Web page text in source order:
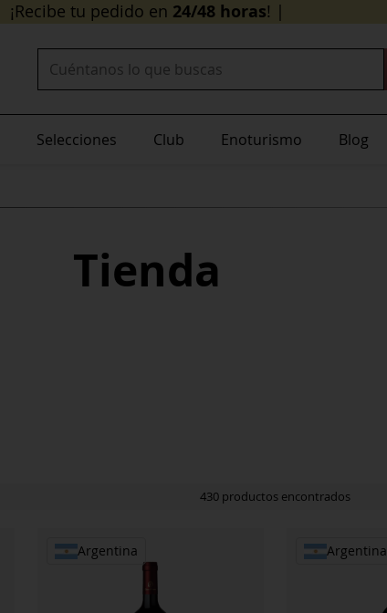
¡Recibe tu pedido en 24/48 horas!
Selecciones Club Enoturismo Blog
Tienda
430 productos encontrados
Argentina Argentina